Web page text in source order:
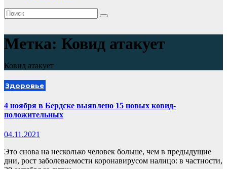
Метка: Ковид атакует
Ковид атакует
Здоровье
4 ноября в Бердске выявлено 15 новых ковид-
положительных
04.11.2021
Это снова на несколько человек больше, чем в предыдущие
дни, рост заболеваемости коронавирусом налицо: в частности,